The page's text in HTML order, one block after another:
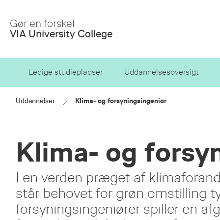
Main
Content
Gør en forskel
VIA University College
Ledige studiepladser Uddannelsesoversigt
Uddannelser Klima- og forsyningsingeniør
Klima- og
I en verden præget af
står behovet for grøn omstilling
forsyningsingeniører spiller en